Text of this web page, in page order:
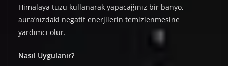
Himalaya tuzu kullanarak yapacağınız bir banyo,
aura’nızdaki negatif enerjilerin temizlenmesine
yardımcı olur.
Nasıl Uygulanır?